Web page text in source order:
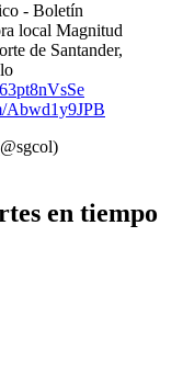
- Boletín
local Magnitud
de Santander,
Abwd1y9JPB
en tiempo